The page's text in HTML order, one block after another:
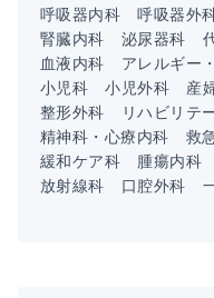
呼吸器内科
呼吸器外
腎臓内科
泌尿器科
血液内科
アレルギー
小児科
小児外科 産
整形外科
リハビリテ
精神科・心療内科
救
緩和ケア科
腫瘍内科
放射線科
口腔外科